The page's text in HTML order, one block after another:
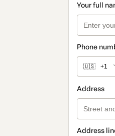
Your full
Phone
🇺🇸 +1
Address
Address